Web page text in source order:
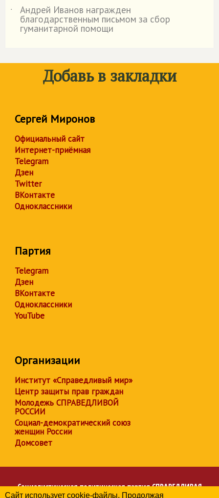
˙
Андрей Иванов награжден
благодарственным письмом за сбор
гуманитарной помощи
Добавь в закладки
Сергей Миронов
Официальный сайт
Интернет-приёмная
Telegram
Дзен
Twitter
ВКонтакте
Одноклассники
Партия
Telegram
Дзен
ВКонтакте
Одноклассники
YouTube
Организации
Институт «Справедливый мир»
Центр защиты прав граждан
Молодежь СПРАВЕДЛИВОЙ
РОССИИ
Социал-демократический союз
женщин России
Домсовет
Социалистическая политическая партияСПРАВЕДЛИВАЯ
Сайт использует cookie-файлы. Продолжая